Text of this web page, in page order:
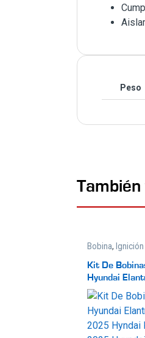
Peso
Bobina,
Kit De
Hyundai
2025 Hyndai
2025
2020-2025